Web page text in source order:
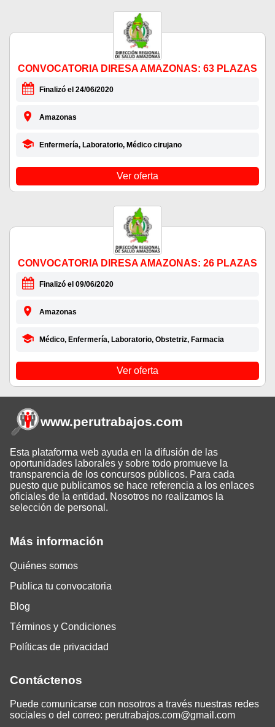
CONVOCATORIA DIRESA AMAZONAS: 63 PLAZAS
Finalizó el 24/06/2020
Amazonas
Enfermería, Laboratorio, Médico cirujano
Ver oferta
CONVOCATORIA DIRESA AMAZONAS: 26 PLAZAS
Finalizó el 09/06/2020
Amazonas
Médico, Enfermería, Laboratorio, Obstetriz, Farmacia
Ver oferta
Más información
Quiénes somos
Publica tu convocatoria
Blog
Términos y Condiciones
Políticas de privacidad
Contáctenos
Puede comunicarse con nosotros a través nuestras redes
sociales o del correo: perutrabajos.com@gmail.com
www.perutrabajos.com
Esta plataforma web ayuda en la difusión de las
oportunidades laborales y sobre todo promueve la
transparencia de los concursos públicos. Para cada
puesto que publicamos se hace referencia a los enlaces
oficiales de la entidad. Nosotros no realizamos la
selección de personal.